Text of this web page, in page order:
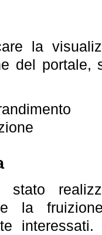
la
del portale,
e la